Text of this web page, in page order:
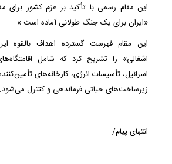
این مقام رسمی با تأکید بر عزم کشور برای
«ایران برای یک جنگ طولانی آماده است.»
این مقام فهرست گسترده اهداف بالقوه
اشغالی» را تشریح کرد که شامل
اسرائیل، تأسیسات انرژی، کارخانه‌های
زیرساخت‌های حیاتی فرماندهی و کنترل می‌شود.
انتهای پیام/